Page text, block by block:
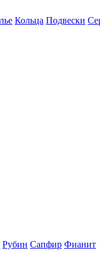
Кольца Подвески
Рубин Сапфир Фианит